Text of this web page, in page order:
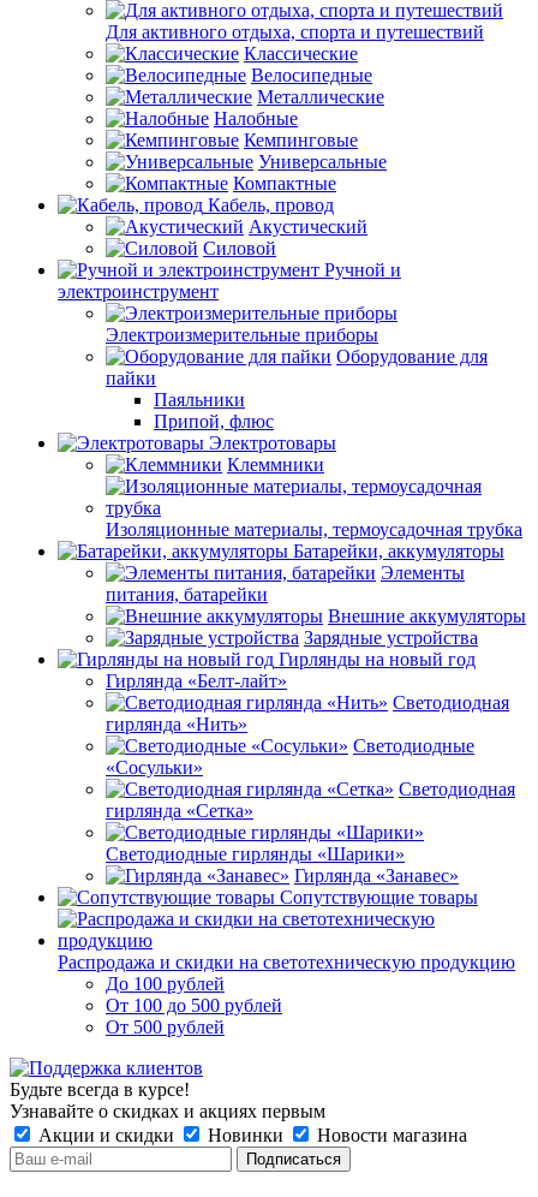
Для активного отдыха, спорта и путешествий
Классические
Велосипедные
Металлические
Налобные
Кемпинговые
Универсальные
Компактные
Кабель, провод
Акустический
Силовой
Ручной и
электроинструмент
Электроизмерительные приборы
Оборудование для
пайки
Паяльники
Припой, флюс
Электротовары
Клеммники
Изоляционные материалы, термоусадочная трубка
Батарейки, аккумуляторы
Элементы
питания, батарейки
Внешние аккумуляторы
Зарядные устройства
Гирлянды на новый год
Гирлянда «Белт-лайт»
Светодиодная
гирлянда «Нить»
Светодиодные
«Сосульки»
Светодиодная
гирлянда «Сетка»
Светодиодные гирлянды «Шарики»
Гирлянда «Занавес»
Сопутствующие товары
Распродажа и скидки на светотехническую продукцию
До 100 рублей
От 100 до 500 рублей
От 500 рублей
Будьте всегда в курсе!
Узнавайте о скидках и акциях первым
Акции и скидки
Новинки Новости магазина